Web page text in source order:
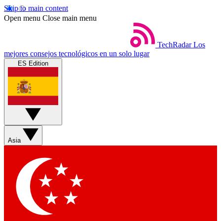
Skip to main content
Open menu Close main menu
TechRadar Los
mejores consejos tecnológicos en un solo lugar
ES Edition
Asia